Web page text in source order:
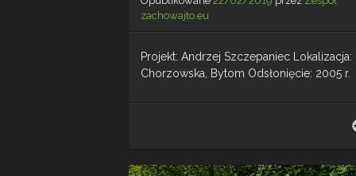
zachowajto.eu
Projekt: Andrzej Szczepaniec Lokalizacja:
Chorzowska, Bytom Odsłonięcie: 2005 r.